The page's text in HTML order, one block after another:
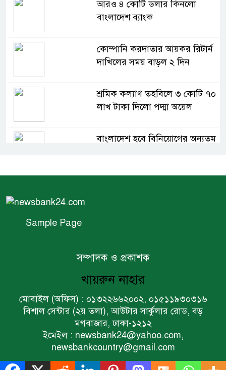
আরও ৪ কোটি ডলার কিনলো
বাংলাদেশ ব্যাংক
কোম্পানি করদাতার আয়কর রিটার্ন
দাখিলের সময় বাড়ল ২ দিন
শ্রমিক কল্যাণ তহবিলে ৩ কোটি ৭০
লাখ টাকা দিলো পদ্মা অয়েল
বাংলাদেশ হবে বিনিয়োগের অন্যতম
ইসলামী ব্যাংকের বোর্ড সভা অনুষ্ঠিত
ফরচুন সুজের চেয়ারম্যানসহ
কর্মকর্তাদের ৭ কোটি ২০ লাখ টাকা
জরিমানা
Sample Page
সম্পাদক ও প্রকাশক
খায়রুন নাহার
মোবাইল (অফিস) : ০১৩২২৬৬২০০২, ০১৫১১৯৩০৩১৬
বিশাল সেন্টার (২য় তলা), আউটার সার্কুলার রোড, বড়
মগবাজার, ঢাকা-১২১২
ইমেইল : newsbank24@yahoo.com,
newsbankcountry@gmail.com